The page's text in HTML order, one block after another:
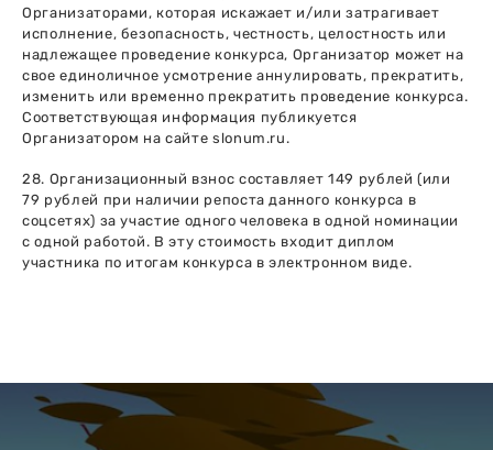
Организаторами, которая искажает и/или затрагивает
исполнение, безопасность, честность, целостность или
надлежащее проведение конкурса, Организатор может на
свое единоличное усмотрение аннулировать, прекратить,
изменить или временно прекратить проведение конкурса.
Соответствующая информация публикуется
Организатором на сайте slonum.ru.
28. Организационный взнос составляет 149 рублей (или
79 рублей при наличии репоста данного конкурса в
соцсетях) за участие одного человека в одной номинации
с одной работой. В эту стоимость входит диплом
участника по итогам конкурса в электронном виде.